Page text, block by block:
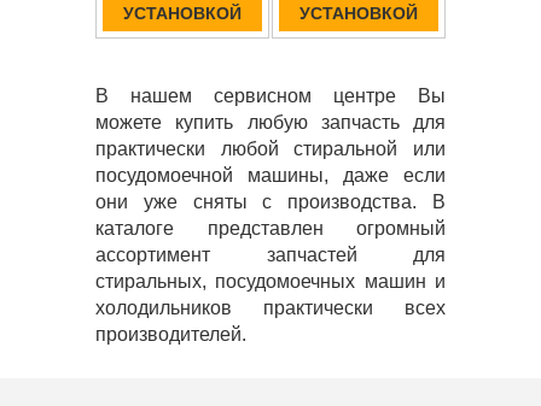
УСТАНОВКОЙ
УСТАНОВКОЙ
В нашем сервисном центре Вы
можете купить любую запчасть для
практически любой стиральной или
посудомоечной машины, даже если
они уже сняты с производства. В
каталоге представлен огромный
ассортимент запчастей для
стиральных, посудомоечных машин и
холодильников практически всех
производителей.